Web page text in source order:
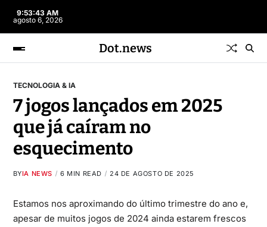
9:53:44 AM
agosto 6, 2026
Dot.news
TECNOLOGIA & IA
7 jogos lançados em 2025
que já caíram no
esquecimento
BYIA NEWS 6 MIN READ 24 DE AGOSTO DE 2025
Estamos nos aproximando do último trimestre do ano e,
apesar de muitos jogos de 2024 ainda estarem frescos